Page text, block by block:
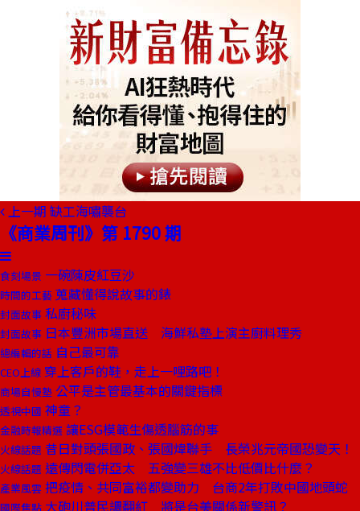
上一期 缺工海嘯襲台
《商業周刊》第 1790 期
食刻場景 一碗陳皮紅豆沙
時間的工藝 蒐藏懂得說故事的錶
封面故事 私廚秘味
封面故事 日本豐洲市場直送 海鮮私塾上演主廚料理秀
總編輯的話 自己最可靠
CEO上線 穿上客戶的鞋，走上一哩路吧！
商場自慢塾 公平是主管最基本的關鍵指標
透視中國 神童？
金融時報精選 讓ESG模範生傷透腦筋的事
火線話題 昔日對頭張國政、張國煒聯手 長榮兆元帝國恐變天！
火線話題 遠傳閃電併亞太 五強變三雄不比低價比什麼？
產業風雲 把疫情、共同富裕都變助力 台商2年打敗中國地頭蛇
國際焦點 大砲川普民調翻紅 將是台美關係新警訊？